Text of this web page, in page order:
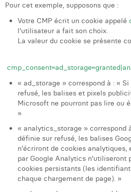
Pour cet exemple, supposons que :
Votre CMP écrit un cookie appelé
l'utilisateur a fait son choix.
La valeur du cookie se présente
« ad_storage » correspond à : «
refusé, les balises et pixels
Microsoft ne pourront pas lire ou
»
« analytics_storage » correspond
définie sur refusé, les balises
n'écriront de cookies analytiques,
par Google Analytics n'utiliseront
cookies persistants (les
chaque chargement de page). »